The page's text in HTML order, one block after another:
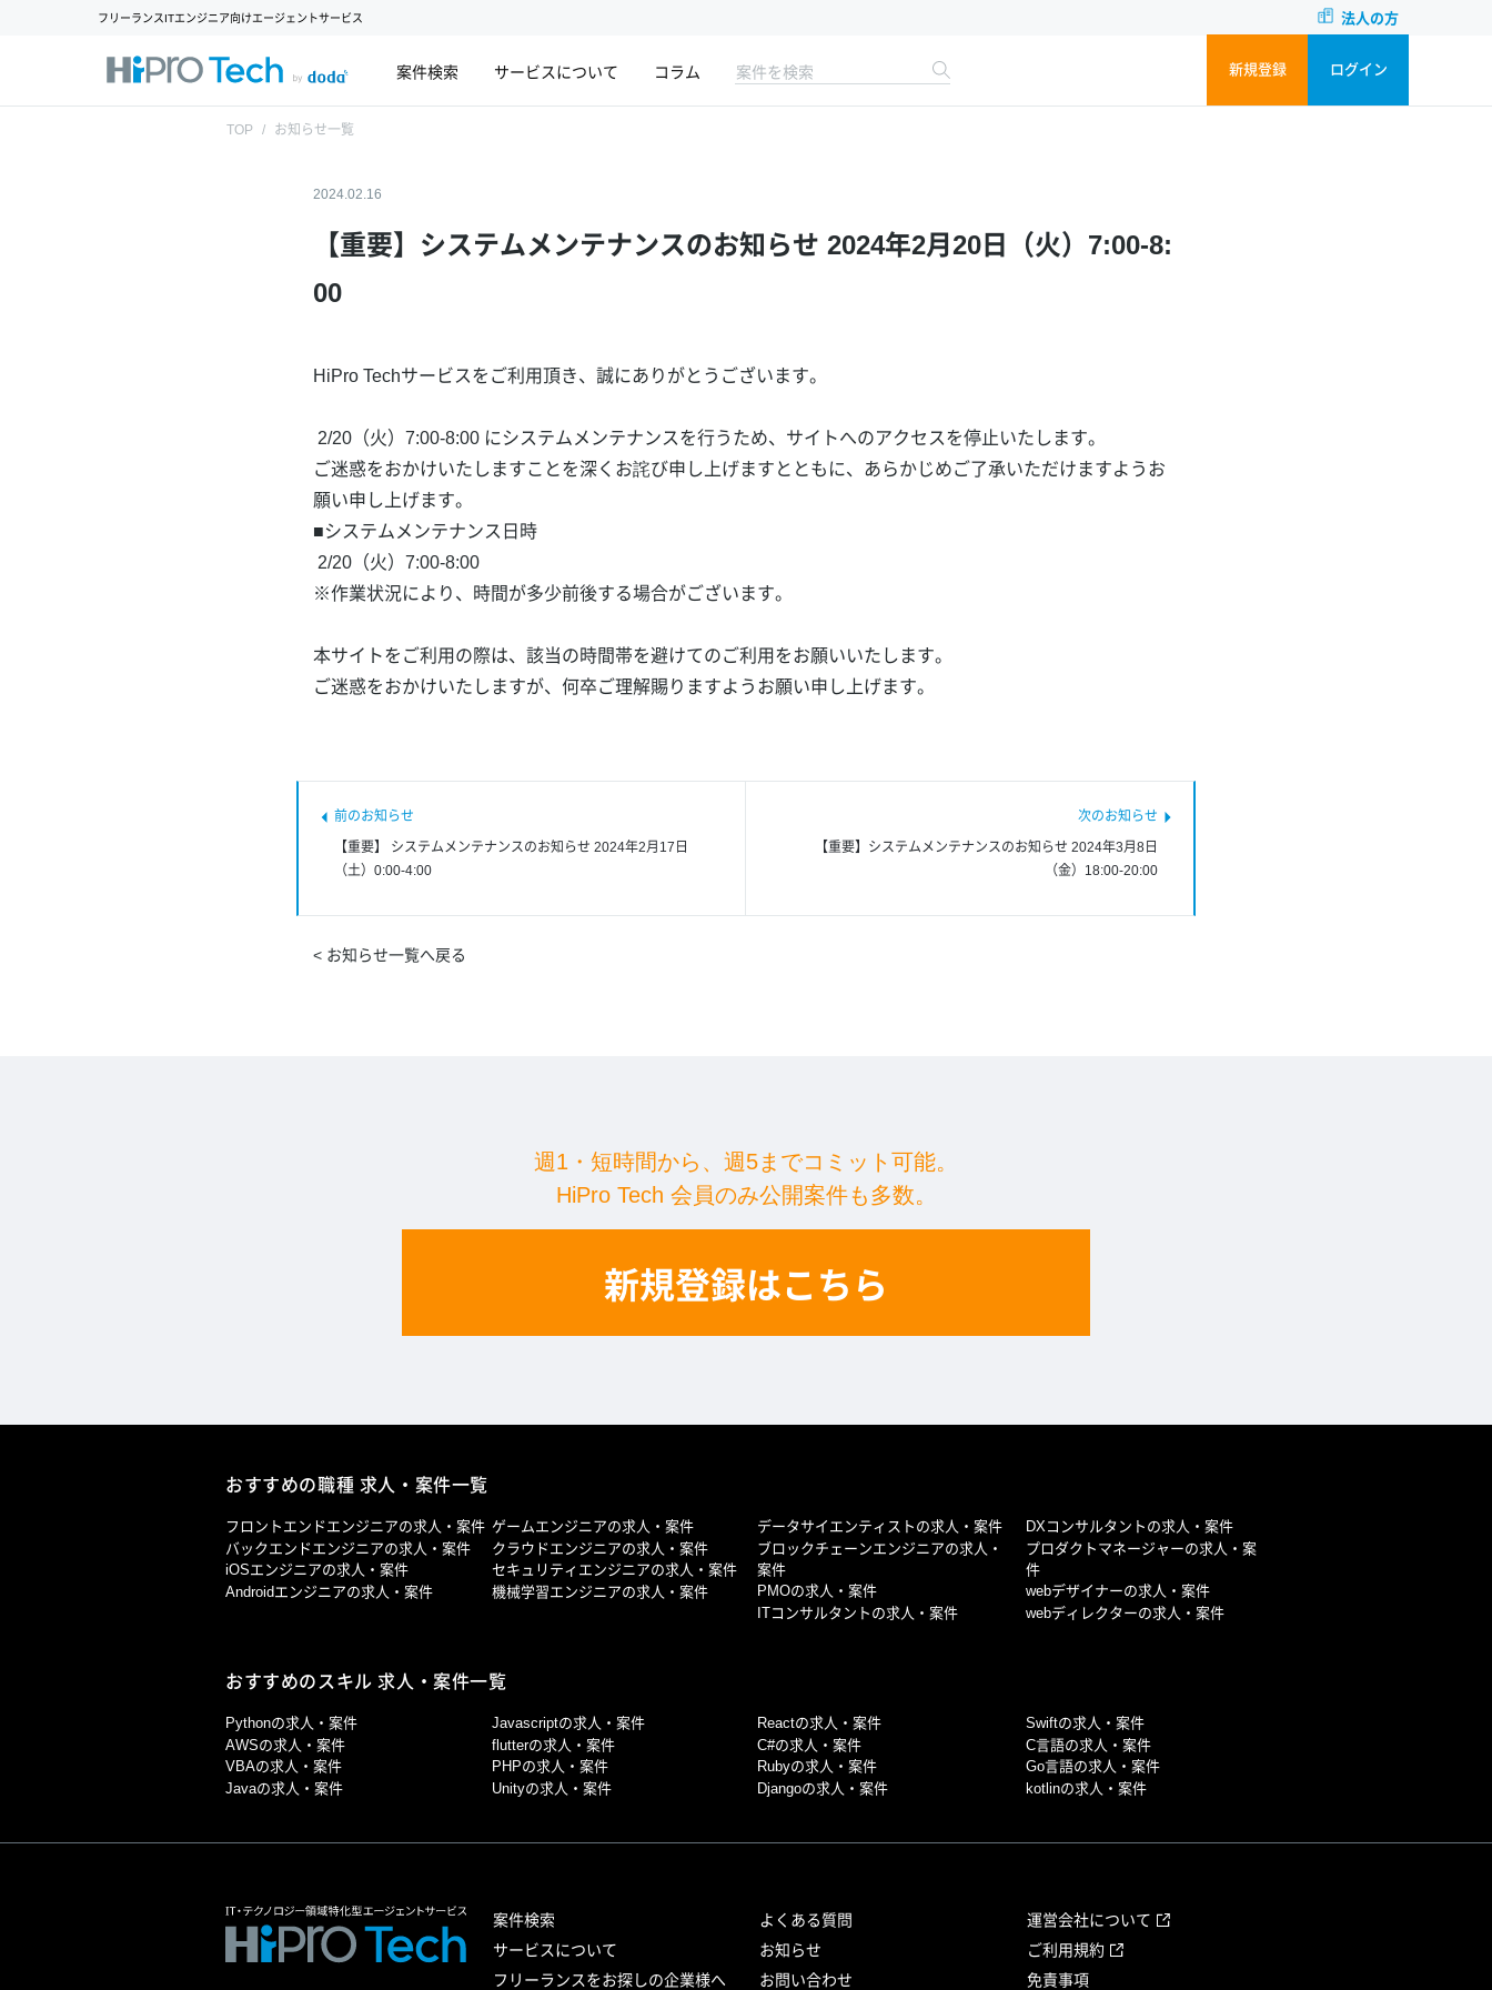
フリーランスITエンジニア向けエージェントサービス 法人の方
新規登録 ログイン
案件検索 サービスについて コラム
TOP お知らせ一覧
2024.02.16
【重要】システムメンテナンスのお知らせ 2024年2月20日（火）7:00-8:
00
HiPro Techサービスをご利用頂き、誠にありがとうございます。
2/20（火）7:00-8:00 にシステムメンテナンスを行うため、サイトへのアクセスを停止いたします。
ご迷惑をおかけいたしますことを深くお詫び申し上げますとともに、あらかじめご了承いただけますようお
願い申し上げます。
■システムメンテナンス日時
2/20（火）7:00-8:00
※作業状況により、時間が多少前後する場合がございます。
本サイトをご利用の際は、該当の時間帯を避けてのご利用をお願いいたします。
ご迷惑をおかけいたしますが、何卒ご理解賜りますようお願い申し上げます。
【重要】 システムメンテナンスのお知らせ 2024年2月17日
（土）0:00-4:00
【重要】システムメンテナンスのお知らせ 2024年3月8日
（金）18:00-20:00
< お知らせ一覧へ戻る
週1・短時間から、週5までコミット可能。
HiPro Tech 会員のみ公開案件も多数。
新規登録はこちら
おすすめの職種 求人・案件一覧
フロントエンドエンジニアの求人・案件
バックエンドエンジニアの求人・案件
iOSエンジニアの求人・案件
Androidエンジニアの求人・案件
ゲームエンジニアの求人・案件
クラウドエンジニアの求人・案件
セキュリティエンジニアの求人・案件
機械学習エンジニアの求人・案件
データサイエンティストの求人・案件
ブロックチェーンエンジニアの求人・
案件
PMOの求人・案件
ITコンサルタントの求人・案件
DXコンサルタントの求人・案件
プロダクトマネージャーの求人・案
件
webデザイナーの求人・案件
webディレクターの求人・案件
おすすめのスキル 求人・案件一覧
Pythonの求人・案件
AWSの求人・案件
VBAの求人・案件
Javaの求人・案件
Javascriptの求人・案件
flutterの求人・案件
PHPの求人・案件
Unityの求人・案件
Reactの求人・案件
C#の求人・案件
Rubyの求人・案件
Djangoの求人・案件
Swiftの求人・案件
C言語の求人・案件
Go言語の求人・案件
kotlinの求人・案件
案件検索
サービスについて
フリーランスをお探しの企業様へ
よくある質問
お知らせ
お問い合わせ
運営会社について
ご利用規約
免責事項